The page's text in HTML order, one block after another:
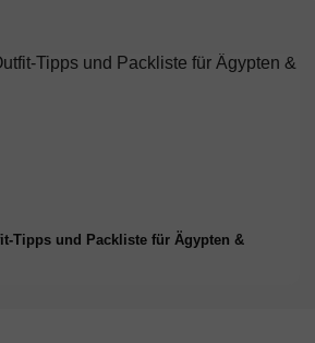
Tipps und Packliste für Ägypten &